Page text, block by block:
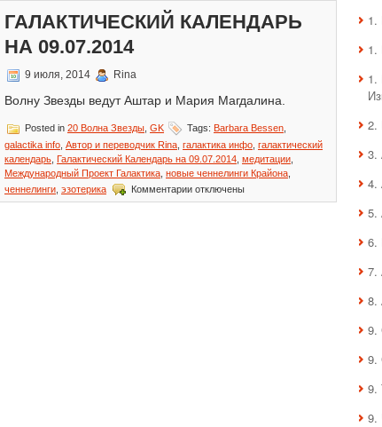
ГАЛАКТИЧЕСКИЙ КАЛЕНДАРЬ
НА 09.07.2014
9 июля, 2014 Rina
Волну Звезды ведут Аштар и Мария Магдалина.
Posted in 20 Волна Звезды GK Tags: Barbara Bessen
galactika info Автор и переводчик Rina галактика инфо галактический
календарь Галактический Календарь на 09.07.2014 медитации
Международный Проект Галактика новые ченнелинги Крайона
ченнелинги эзотерика Комментариик
записи
отключены
1.
1.
1.
2.
3.
4.
5.
6.
7.
8.
9.
9.
9.
9.